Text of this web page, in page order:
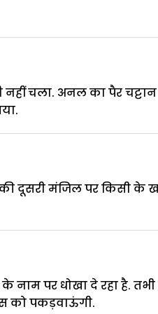
चला. अनल का पैर
दूसरी मंजिल पर किसी के
नाम पर धोखा दे रहा है.
को पकड़वाऊंगी.